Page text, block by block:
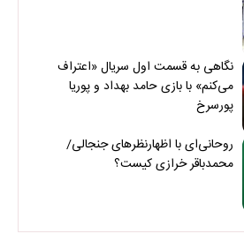
نگاهی به قسمت اول سریال «اعتراف
می‌کنم» با بازی حامد بهداد و پوریا
پورسرخ
روحانی‌ای با اظهارنظرهای جنجالی/
محمدباقر خرازی کیست؟